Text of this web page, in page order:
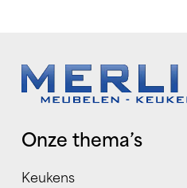
Onze thema’s
Keukens